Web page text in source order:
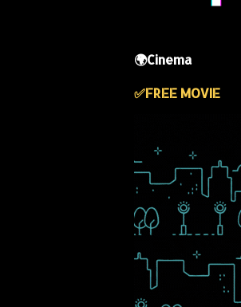
🌍Cinema
✅️FREE MOVIE